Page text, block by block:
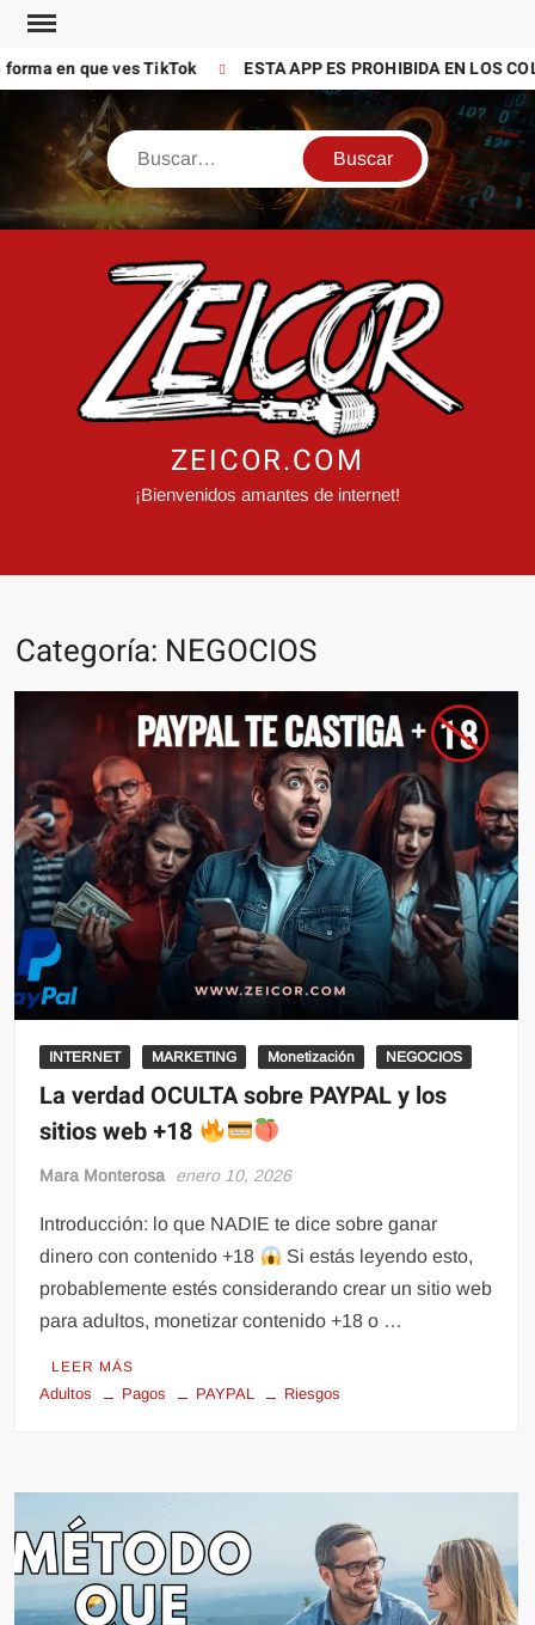
Saltar
contenido
ves TikTok ESTA APP ES PROHIBIDA EN LOS COLEGIOS
Buscar
ZEICOR.COM
¡Bienvenidos amantes de internet!
Categoría: NEGOCIOS
INTERNET MARKETING Monetización NEGOCIOS
La verdad OCULTA sobre PAYPAL y los
sitios web +18
Mara Monterosa enero 10, 2026
Introducción: lo que NADIE te dice sobre ganar
dinero con contenido +18
Si estás leyendo esto,
probablemente estés considerando crear un sitio web
para adultos, monetizar contenido +18 o …
LEER MÁS
Adultos Pagos PAYPAL Riesgos